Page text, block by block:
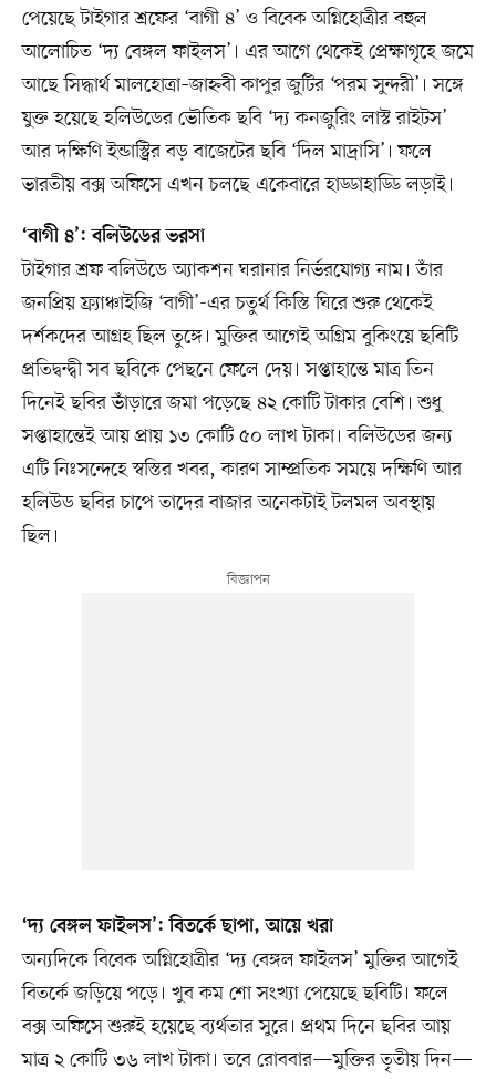
পেয়েছে টাইগার শ্রফের ‘বাগী ৪’ ও বিবেক অগ্নিহোত্রীর বহুল
আলোচিত ‘দ্য বেঙ্গল ফাইলস’। এর আগে থেকেই প্রেক্ষাগৃহে জমে
আছে সিদ্ধার্থ মালহোত্রা–জাহ্নবী কাপুর জুটির ‘পরম সুন্দরী’। সঙ্গে
যুক্ত হয়েছে হলিউডের ভৌতিক ছবি ‘দ্য কনজুরিং লাস্ট রাইটস’
আর দক্ষিণি ইন্ডাস্ট্রির বড় বাজেটের ছবি ‘দিল মাদ্রাসি’। ফলে
ভারতীয় বক্স অফিসে এখন চলছে একেবারে হাড্ডাহাড্ডি লড়াই।
‘বাগী ৪’: বলিউডের ভরসা
টাইগার শ্রফ বলিউডে অ্যাকশন ঘরানার নির্ভরযোগ্য নাম। তাঁর
জনপ্রিয় ফ্র্যাঞ্চাইজি ‘বাগী’-এর চতুর্থ কিস্তি ঘিরে শুরু থেকেই
দর্শকদের আগ্রহ ছিল তুঙ্গে। মুক্তির আগেই অগ্রিম বুকিংয়ে ছবিটি
প্রতিদ্বন্দ্বী সব ছবিকে পেছনে ফেলে দেয়। সপ্তাহান্তে মাত্র তিন
দিনেই ছবির ভাঁড়ারে জমা পড়েছে ৪২ কোটি টাকার বেশি। শুধু
সপ্তাহান্তেই আয় প্রায় ১৩ কোটি ৫০ লাখ টাকা। বলিউডের জন্য
এটি নিঃসন্দেহে স্বস্তির খবর, কারণ সাম্প্রতিক সময়ে দক্ষিণি আর
হলিউড ছবির চাপে তাদের বাজার অনেকটাই টলমল অবস্থায়
ছিল।
‘দ্য বেঙ্গল ফাইলস’: বিতর্কে ছাপা, আয়ে খরা
অন্যদিকে বিবেক অগ্নিহোত্রীর ‘দ্য বেঙ্গল ফাইলস’ মুক্তির আগেই
বিতর্কে জড়িয়ে পড়ে। খুব কম শো সংখ্যা পেয়েছে ছবিটি। ফলে
বক্স অফিসে শুরুই হয়েছে ব্যর্থতার সুরে। প্রথম দিনে ছবির আয়
মাত্র ২ কোটি ৩৬ লাখ টাকা। তবে রোববার—মুক্তির তৃতীয় দিন—